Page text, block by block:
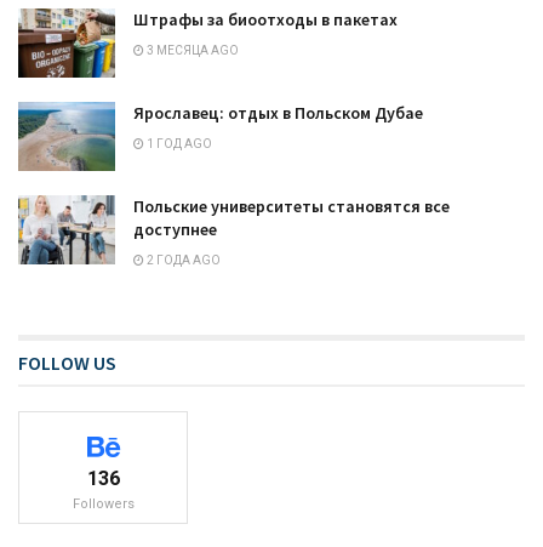
Штрафы за биоотходы в пакетах
3 МЕСЯЦА AGO
Ярославец: отдых в Польском Дубае
1 ГОД AGO
Польские университеты становятся все
доступнее
2 ГОДА AGO
FOLLOW US
136
Followers